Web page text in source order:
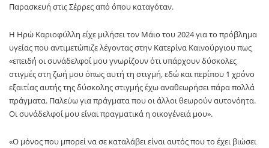
Παρασκευή στις Σέρρες από όπου καταγόταν.
Η Ηρώ Καριοφύλλη είχε μιλήσει τον Μάιο του 2024 για το πρόβλημα
υγείας που αντιμετώπιζε λέγοντας στην Κατερίνα Καινούργιου πως
«επειδή οι συνάδελφοί μου γνωρίζουν ότι υπάρχουν δύσκολες
στιγμές στη ζωή μου όπως αυτή τη στιγμή, εδώ και περίπου 1 χρόνο
εξαιτίας αυτής της δύσκολης στιγμής έχω αναθεωρήσει πάρα πολλά
πράγματα. Παλεύω για πράγματα που οι άλλοι θεωρούν αυτονόητα.
Οι συνάδελφοί μου είναι πραγματικά η οικογένειά μου».
«Ο μόνος που μπορεί να σε καταλάβει είναι αυτός που το έχει βιώσει